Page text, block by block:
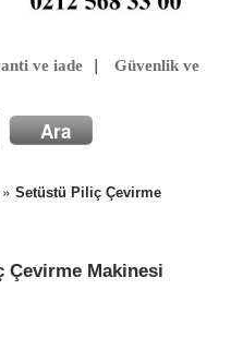
ve iade
Güvenlik ve
» Setüstü Piliç Çevirme
Çevirme Makinesi